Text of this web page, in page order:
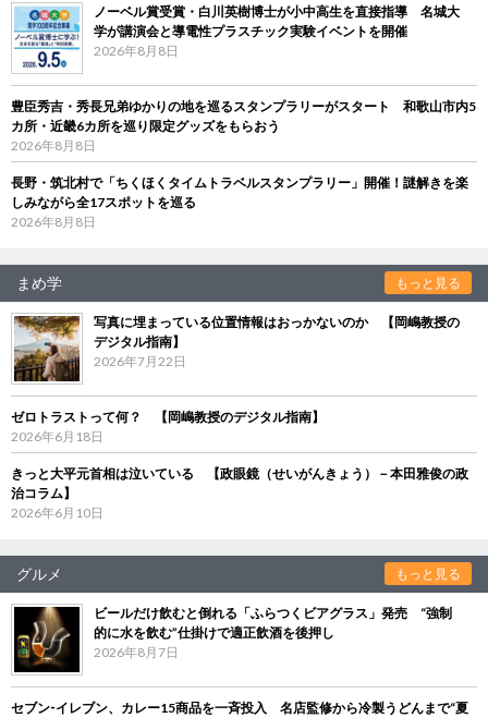
ノーベル賞受賞・白川英樹博士が小中高生を直接指導 名城大
学が講演会と導電性プラスチック実験イベントを開催
2026年8月8日
豊臣秀吉・秀長兄弟ゆかりの地を巡るスタンプラリーがスタート 和歌山市内5
カ所・近畿6カ所を巡り限定グッズをもらおう
2026年8月8日
長野・筑北村で「ちくほくタイムトラベルスタンプラリー」開催！謎解きを楽
しみながら全17スポットを巡る
2026年8月8日
まめ学 もっと見る
写真に埋まっている位置情報はおっかないのか 【岡嶋教授の
デジタル指南】
2026年7月22日
ゼロトラストって何？ 【岡嶋教授のデジタル指南】
2026年6月18日
きっと大平元首相は泣いている 【政眼鏡（せいがんきょう）－本田雅俊の政
治コラム】
2026年6月10日
グルメ もっと見る
ビールだけ飲むと倒れる「ふらつくビアグラス」発売 “強制
的に水を飲む”仕掛けで適正飲酒を後押し
2026年8月7日
セブン‐イレブン、カレー15商品を一斉投入 名店監修から冷製うどんまで“夏